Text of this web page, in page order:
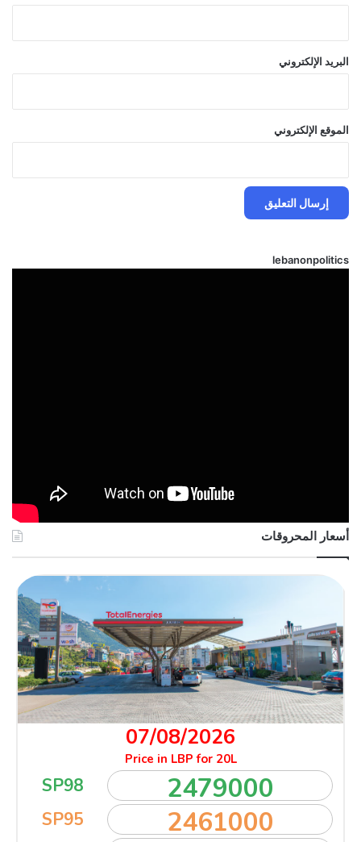
البريد الإلكتروني
الموقع الإلكتروني
lebanonpolitics
أسعار المحروقات